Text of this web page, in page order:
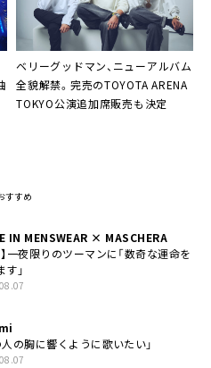
ベリーグッドマン、ニューアルバム
全貌解禁。完売のTOYOTA ARENA
TOKYO公演追加席販売も決定
すすめ
IN MENSWEAR × MASCHERA
】一夜限りのツーマンに「数奇な運命を
す」
人の胸に響くように歌いたい」